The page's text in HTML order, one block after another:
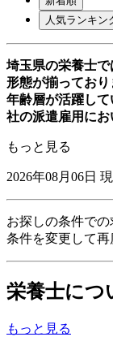
人気ランキン
埼玉県の栄養士
形態が揃ってお
年齢層が活躍し
社の派遣雇用に
もっと見る
2026年08月06日
お探しの条件での
条件を変更して再
栄養士につ
もっと見る